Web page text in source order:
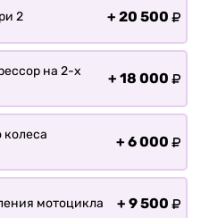
2 + 20 500
на 2-х
+ 18 000
колеса
+ 6 000
мотоцикла + 9 500